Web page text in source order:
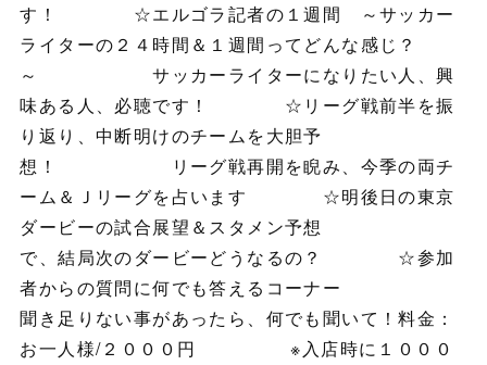
す！ ☆エルゴラ記者の１週間 ～サッカー
ライターの２４時間＆１週間ってどんな感じ？
～ サッカーライターになりたい人、興
味ある人、必聴です！ ☆リーグ戦前半を振
り返り、中断明けのチームを大胆予
想！ リーグ戦再開を睨み、今季の両チ
ーム＆Ｊリーグを占います ☆明後日の東京
ダービーの試合展望＆スタメン予想
で、結局次のダービーどうなるの？ ☆参加
者からの質問に何でも答えるコーナー
聞き足りない事があったら、何でも聞いて！料金：
お一人様/２０００円 ※入店時に１０００